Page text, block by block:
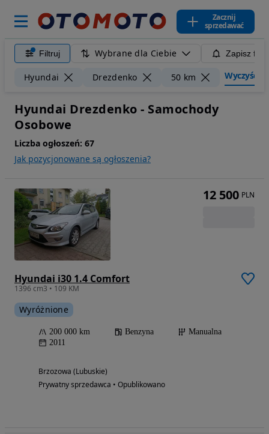
Zacznij
sprzedawać
Filtruj Wybrane dla Ciebie Zapisz
Hyundai Drezdenko 50 km Wyczyść
Hyundai Drezdenko - Samochody
Osobowe
Liczba ogłoszeń: 67
Jak pozycjonowane są ogłoszenia?
Hyundai i30 1.4 Comfort
1396 cm3 • 109 KM
Wyróżnione
200 000 km Benzyna
Manualna
2011
Brzozowa (Lubuskie)
Prywatny sprzedawca • Opublikowano
12 500 PLN